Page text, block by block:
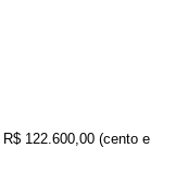
R$ 122.600,00 (cento e